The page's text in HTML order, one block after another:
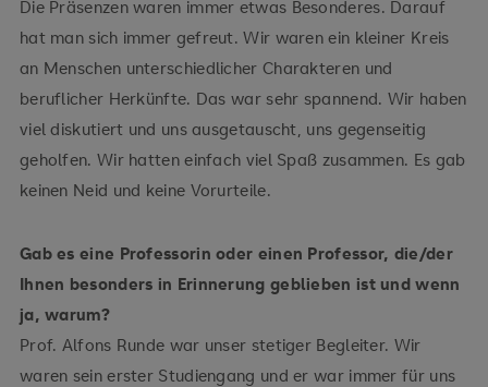
Die Präsenzen waren immer etwas Besonderes. Darauf
hat man sich immer gefreut. Wir waren ein kleiner Kreis
an Menschen unterschiedlicher Charakteren und
beruflicher Herkünfte. Das war sehr spannend. Wir haben
viel diskutiert und uns ausgetauscht, uns gegenseitig
geholfen. Wir hatten einfach viel Spaß zusammen. Es gab
keinen Neid und keine Vorurteile.
Gab es eine Professorin oder einen Professor, die/der
Ihnen besonders in Erinnerung geblieben ist und wenn
ja, warum?
Prof. Alfons Runde war unser stetiger Begleiter. Wir
waren sein erster Studiengang und er war immer für uns